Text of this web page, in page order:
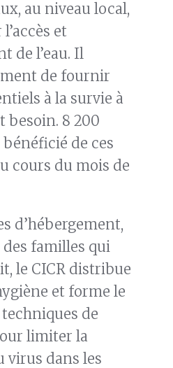
au niveau local,
et
de l’eau. Il
de fournir
à la survie à
besoin. 8 200
de ces
cours du mois de
d’hébergement,
familles qui
le CICR distribue
et forme le
de
limiter la
virus dans les